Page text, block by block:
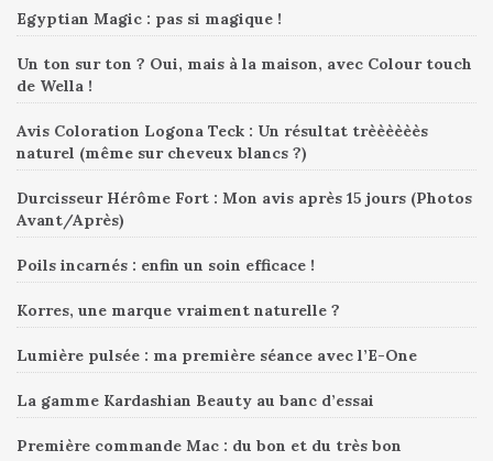
Egyptian Magic : pas si magique !
Un ton sur ton ? Oui, mais à la maison, avec Colour touch
de Wella !
Avis Coloration Logona Teck : Un résultat trèèèèèès
naturel (même sur cheveux blancs ?)
Durcisseur Hérôme Fort : Mon avis après 15 jours (Photos
Avant/Après)
Poils incarnés : enfin un soin efficace !
Korres, une marque vraiment naturelle ?
Lumière pulsée : ma première séance avec l’E-One
La gamme Kardashian Beauty au banc d’essai
Première commande Mac : du bon et du très bon